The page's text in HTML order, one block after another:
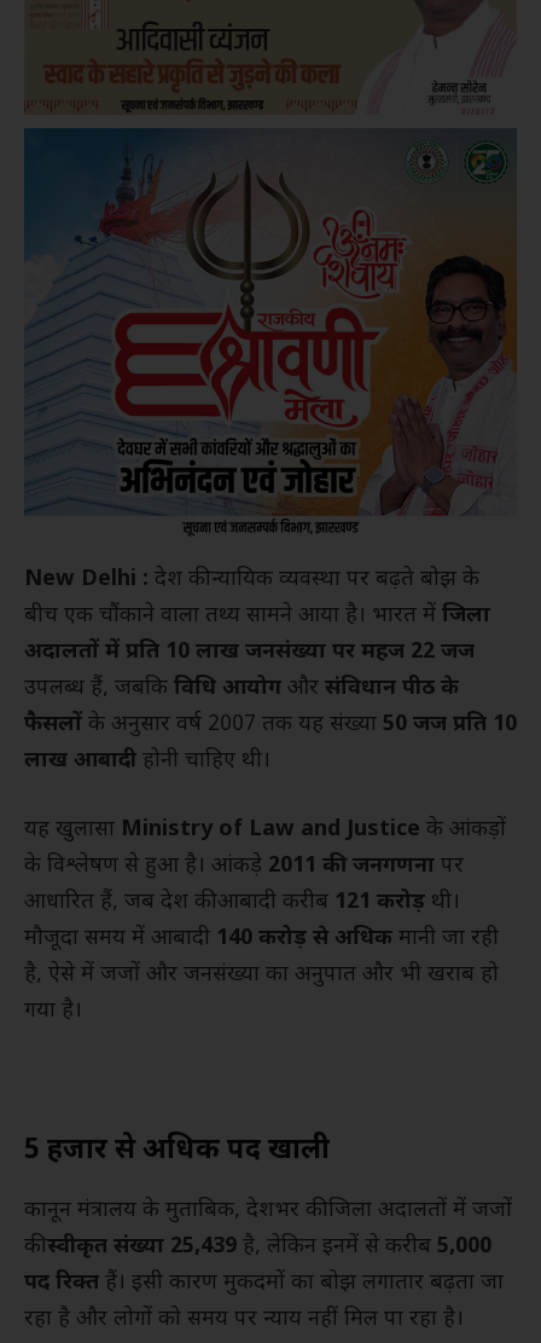
New Delhi : देश की न्यायिक व्यवस्था पर बढ़ते बोझ के
बीच एक चौंकाने वाला तथ्य सामने आया है। भारत में जिला
अदालतों में प्रति 10 लाख जनसंख्या पर महज 22 जज
उपलब्ध हैं, जबकि विधि आयोग और संविधान पीठ के
फैसलों के अनुसार वर्ष 2007 तक यह संख्या 50 जज प्रति 10
लाख आबादी होनी चाहिए थी।
यह खुलासा Ministry of Law and Justice के आंकड़ों
के विश्लेषण से हुआ है। आंकड़े 2011 की जनगणना पर
आधारित हैं, जब देश की आबादी करीब 121 करोड़ थी।
मौजूदा समय में आबादी 140 करोड़ से अधिक मानी जा रही
है, ऐसे में जजों और जनसंख्या का अनुपात और भी खराब हो
गया है।
5 हजार से अधिक पद खाली
कानून मंत्रालय के मुताबिक, देशभर की जिला अदालतों में जजों
कीस्वीकृत संख्या 25,439 है, लेकिन इनमें से करीब 5,000
पद रिक्त हैं। इसी कारण मुकदमों का बोझ लगातार बढ़ता जा
रहा है और लोगों को समय पर न्याय नहीं मिल पा रहा है।